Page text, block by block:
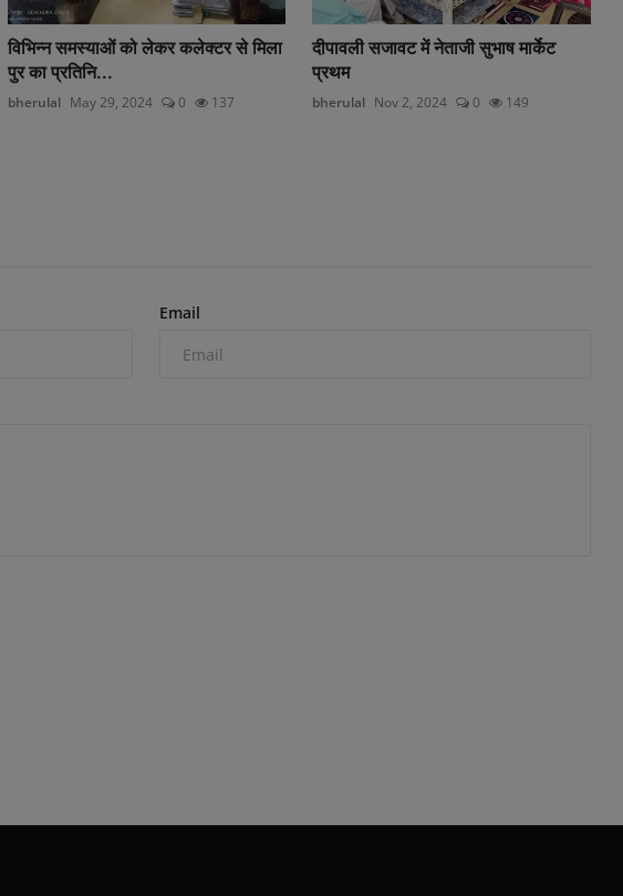
विभिन्न समस्याओं को लेकर कलेक्टर से मिला
पुर का प्रतिनि...
bherulal May 29, 2024 0 137
दीपावली सजावट में नेताजी सुभाष मार्केट
प्रथम
bherulal Nov 2, 2024 0 149
Email